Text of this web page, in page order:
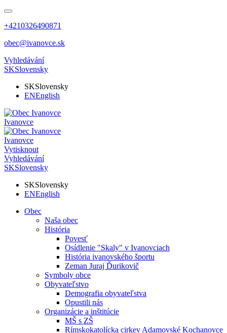
+4210326490871
obec@ivanovce.sk
Vyhledávání
SKSlovensky
SKSlovensky
ENEnglish
Ivanovce
Ivanovce
Vytisknout
Vyhledávání
SKSlovensky
SKSlovensky
ENEnglish
Obec
Naša obec
História
Povesť
Osídlenie "Skaly" v Ivanovciach
História ivanovského športu
Zeman Juraj Ďurikovič
Symboly obce
Obyvateľstvo
Demografia obyvateľstva
Opustili nás
Organizácie a inštitúcie
MŠ s ZŠ
Rímskokatolícka cirkev Adamovské Kochanovce